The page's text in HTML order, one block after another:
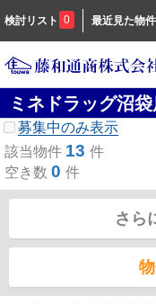
検討リスト 0 最近見た物件
ミネドラッグ沼
募集中のみ表示
該当物件 13 件
空き数 0 件
さら